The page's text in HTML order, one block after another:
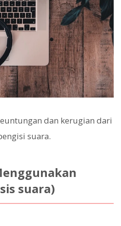
dan kerugian dari
suara.
suara)